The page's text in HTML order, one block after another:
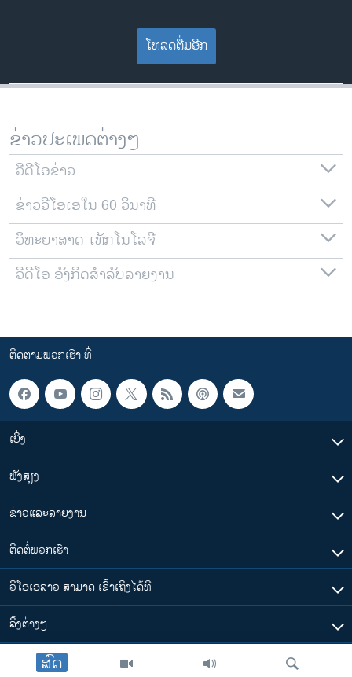
ສົດ
ໂຫລດຕື່ມອີກ
ຂ່າວປະເພດຕ່າງໆ
ວີດີໂອຂ່າວ
ຂ່າວວີໂອເອໃນ 60 ວິນາທີ
ວິທະຍາສາດ-ເທັກໂນໂລຈີ
ວີດີໂອ ອັງກິດສຳລັບລາຍງານ
ຕິດຕາມພວກເຮົາ ທີ່
ເບິ່ງ
ຟັງສຽງ
ຂ່າວແລະລາຍງານ
ຕິດຕໍ່ພວກເຮົາ
ວີໂອເອລາວ ສາມາດ ເຂົ້າເຖິງໄດ້ທີ່
​ລິ້ງ​ຕ່າງໆ
ຕາມເວລາໃນລາວ